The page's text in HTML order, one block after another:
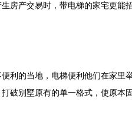
产交易时，带电梯的家宅更能
的当地，电梯便利他们在家里
破别墅原有的单一格式，使原本